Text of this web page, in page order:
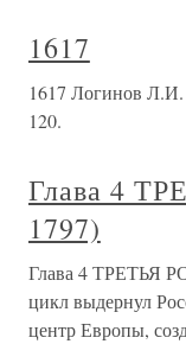
1617
1617 Логинов
120.
Глава 4
1797)
Глава 4 ТРЕТЬЯ
цикл выдернул
центр Европы,